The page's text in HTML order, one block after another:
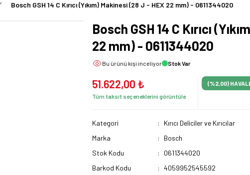
Bosch GSH 14 C Kırıcı (Yıkım) Makinesi (28 J - HEX 22 mm) - 0611344020
Bosch GSH 14 C Kırıcı
22 mm) - 0611344020
Bu ürünü kişi inceliyor Stok Var
51.622,00 ₺
Tüm taksit seçeneklerini görüntüle
(%2,00)
Kategori
Kırıcı Deliciler ve Kırıcılar
Marka
Bosch
Stok Kodu
0611344020
Barkod Kodu
4059952545592